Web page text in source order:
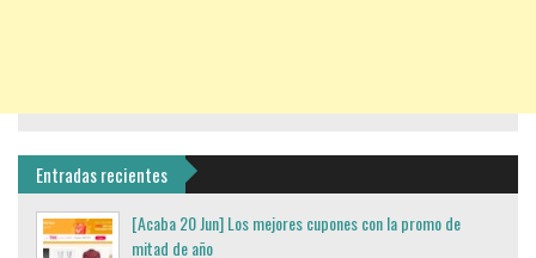
Entradas recientes
[Acaba 20 Jun] Los mejores cupones con la promo de
mitad de año